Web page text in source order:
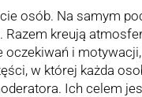
osób. Na samym
Razem kreują
i
w której każda
Ich celem